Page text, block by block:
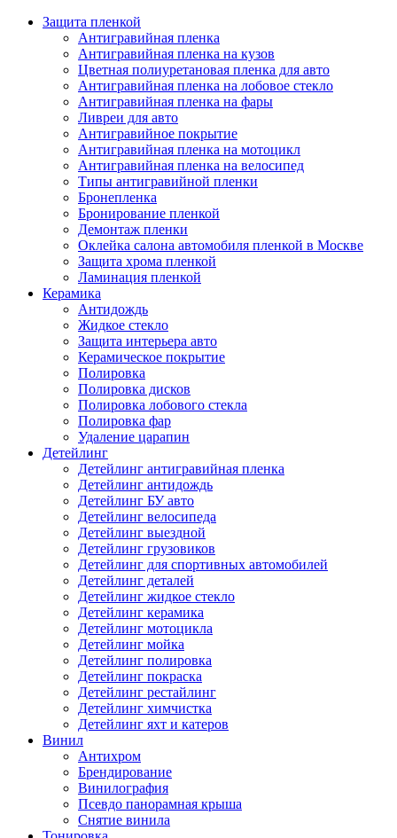
Защита пленкой
Антигравийная пленка
Антигравийная пленка на кузов
Цветная полиуретановая пленка для авто
Антигравийная пленка на лобовое стекло
Антигравийная пленка на фары
Ливреи для авто
Антигравийное покрытие
Антигравийная пленка на мотоцикл
Антигравийная пленка на велосипед
Типы антигравийной пленки
Бронепленка
Бронирование пленкой
Демонтаж пленки
Оклейка салона автомобиля пленкой в Москве
Защита хрома пленкой
Ламинация пленкой
Керамика
Антидождь
Жидкое стекло
Защита интерьера авто
Керамическое покрытие
Полировка
Полировка дисков
Полировка лобового стекла
Полировка фар
Удаление царапин
Детейлинг
Детейлинг антигравийная пленка
Детейлинг антидождь
Детейлинг БУ авто
Детейлинг велосипеда
Детейлинг выездной
Детейлинг грузовиков
Детейлинг для спортивных автомобилей
Детейлинг деталей
Детейлинг жидкое стекло
Детейлинг керамика
Детейлинг мотоцикла
Детейлинг мойка
Детейлинг полировка
Детейлинг покраска
Детейлинг рестайлинг
Детейлинг химчистка
Детейлинг яхт и катеров
Винил
Антихром
Брендирование
Винилография
Псевдо панорамная крыша
Снятие винила